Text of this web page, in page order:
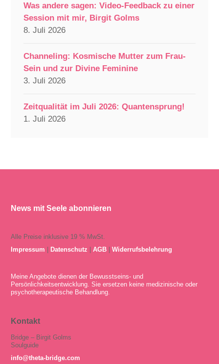
Was andere sagen: Video-Feedback zu einer
Session mit mir, Birgit Golms
8. Juli 2026
Channeling: Kosmische Mutter zum Frau-
Sein und zur Divine Feminine
3. Juli 2026
Zeitqualität im Juli 2026: Quantensprung!
1. Juli 2026
News mit Seele abonnieren
Alle Preise inklusive 19 % MwSt.
Impressum
Datenschutz |AGB |Widerrufsbelehrung
Meine Angebote dienen der Bewusstseins- und
Persönlichkeitsentwicklung. Sie ersetzen keine medizinische oder
psychotherapeutische Behandlung.
Kontakt
Bridge – Birgit Golms
Soulguide
info@theta-bridge.com